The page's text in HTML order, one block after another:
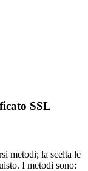
SSL
metodi; la scelta le
I metodi sono: